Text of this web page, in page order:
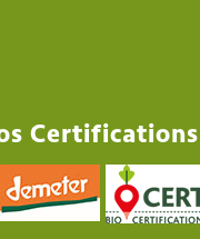
Certifications